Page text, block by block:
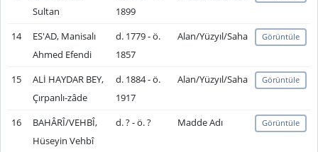
Sultan
1899
14
ES'AD, Manisalı
Ahmed Efendi
d. 1779 - ö.
1857
Alan/Yüzyıl/Saha Görüntüle
15
ALİ HAYDAR BEY,
Çırpanlı-zâde
d. 1884 - ö.
1917
Alan/Yüzyıl/Saha Görüntüle
16
BAHÂRÎ/VEHBÎ,
Hüseyin Vehbî
d. ? - ö. ? Madde Adı Görüntüle